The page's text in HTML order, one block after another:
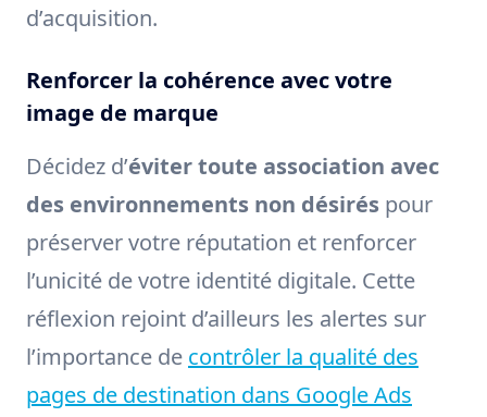
d’acquisition.
Renforcer la cohérence avec votre
image de marque
Décidez d’éviter toute association avec
des environnements non désirés pour
préserver votre réputation et renforcer
l’unicité de votre identité digitale. Cette
réflexion rejoint d’ailleurs les alertes sur
l’importance de contrôler la qualité des
pages de destination dans Google Ads